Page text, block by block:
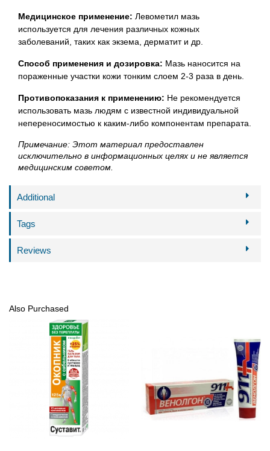
Медицинское применение: Левометил мазь
используется для лечения различных кожных
заболеваний, таких как экзема, дерматит и др.
Способ применения и дозировка: Мазь наносится на
пораженные участки кожи тонким слоем 2-3 раза в день.
Противопоказания к применению: Не рекомендуется
использовать мазь людям с известной индивидуальной
непереносимостью к каким-либо компонентам препарата.
Примечание: Этот материал предоставлен
исключительно в информационных целях и не является
медицинским советом.
Additional
Tags
Reviews
Also Purchased